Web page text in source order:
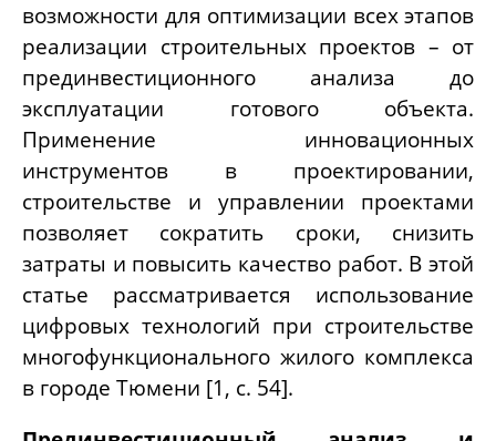
возможности для оптимизации всех этапов
реализации строительных проектов – от
прединвестиционного анализа до
эксплуатации готового объекта.
Применение инновационных
инструментов в проектировании,
строительстве и управлении проектами
позволяет сократить сроки, снизить
затраты и повысить качество работ. В этой
статье рассматривается использование
цифровых технологий при строительстве
многофункционального жилого комплекса
в городе Тюмени [1, с. 54].